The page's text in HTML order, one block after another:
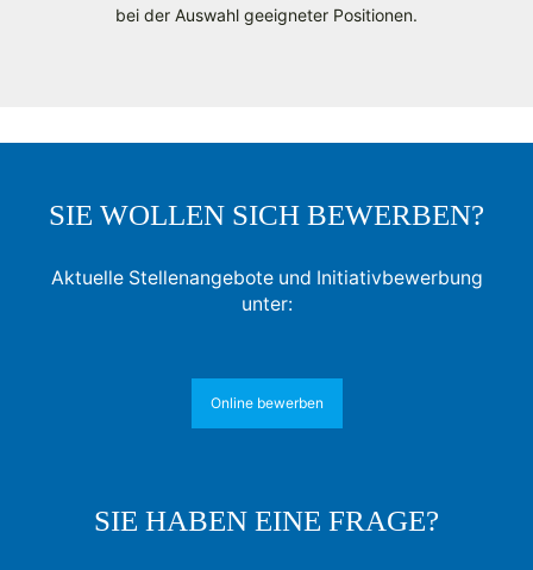
bei der Auswahl geeigneter Positionen.
SIE WOLLEN SICH BEWERBEN?
Aktuelle Stellenangebote und Initiativbewerbung
unter:
Online bewerben
SIE HABEN EINE FRAGE?